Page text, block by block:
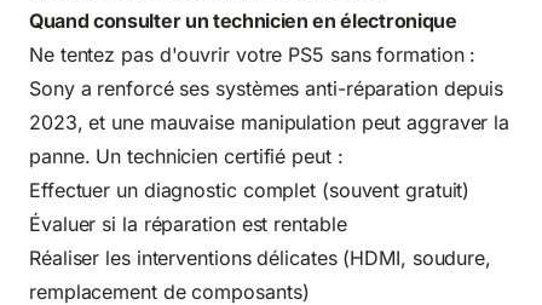
Quand consulter un technicien en électronique
Ne tentez pas d'ouvrir votre PS5 sans formation :
Sony a renforcé ses systèmes anti-réparation depuis
2023, et une mauvaise manipulation peut aggraver la
panne. Un technicien certifié peut :
Effectuer un diagnostic complet (souvent gratuit)
Évaluer si la réparation est rentable
Réaliser les interventions délicates (HDMI, soudure,
remplacement de composants)